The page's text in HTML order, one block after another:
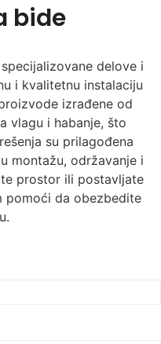
bide
delove i
i kvalitetnu instalaciju
izrađene od
vlagu i habanje, što
su prilagođena
montažu, održavanje i
prostor ili postavljate
pomoći da obezbedite